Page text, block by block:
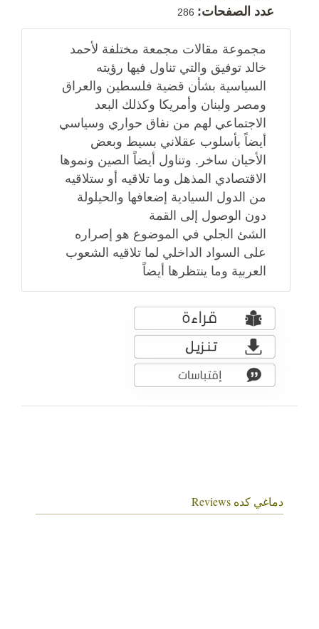
عدد الصفحات:
مجموعة مقالات مجمعة مختلفة لأحمد
خالد توفيق والتي تناول فيها رؤيته
السياسية بشأن قضية فلسطين والعراق
ومصر ولبنان وأمريكا وكذلك البعد
الاجتماعي لهم من نفاق حواري وسياسي
أيضاً بأسلوب عقلاني بسيط وبعض
الأحيان ساخر. وتناول أيضاً الصين ونموها
الاقتصادي المذهل وما تلاقيه أو ستلاقيه
من الدول السيادية إضعافها والحيلولة
دون الوصول إلى القمة
الشئ الجلي في الموضوع هو إصراره
على السواد الداخلي لما تلاقيه الشعوب
العربية وما ينتظرها أيضاً
دماغي كده Reviews